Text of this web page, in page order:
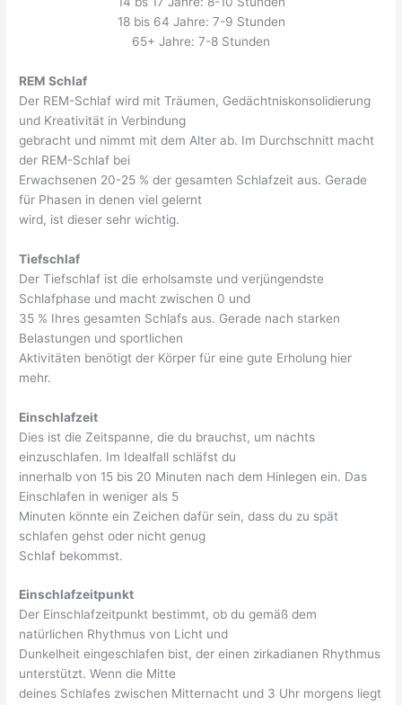
18 bis 64 Jahre: 7-9 Stunden
65+ Jahre: 7-8 Stunden
REM Schlaf
Der REM-Schlaf wird mit Träumen, Gedächtniskonsolidierung
und Kreativität in Verbindung
gebracht und nimmt mit dem Alter ab. Im Durchschnitt macht
der REM-Schlaf bei
Erwachsenen 20-25 % der gesamten Schlafzeit aus. Gerade
für Phasen in denen viel gelernt
wird, ist dieser sehr wichtig.
Tiefschlaf
Der Tiefschlaf ist die erholsamste und verjüngendste
Schlafphase und macht zwischen 0 und
35 % Ihres gesamten Schlafs aus. Gerade nach starken
Belastungen und sportlichen
Aktivitäten benötigt der Körper für eine gute Erholung hier
mehr.
Einschlafzeit
Dies ist die Zeitspanne, die du brauchst, um nachts
einzuschlafen. Im Idealfall schläfst du
innerhalb von 15 bis 20 Minuten nach dem Hinlegen ein. Das
Einschlafen in weniger als 5
Minuten könnte ein Zeichen dafür sein, dass du zu spät
schlafen gehst oder nicht genug
Schlaf bekommst.
Einschlafzeitpunkt
Der Einschlafzeitpunkt bestimmt, ob du gemäß dem
natürlichen Rhythmus von Licht und
Dunkelheit eingeschlafen bist, der einen zirkadianen Rhythmus
unterstützt. Wenn die Mitte
deines Schlafes zwischen Mitternacht und 3 Uhr morgens liegt